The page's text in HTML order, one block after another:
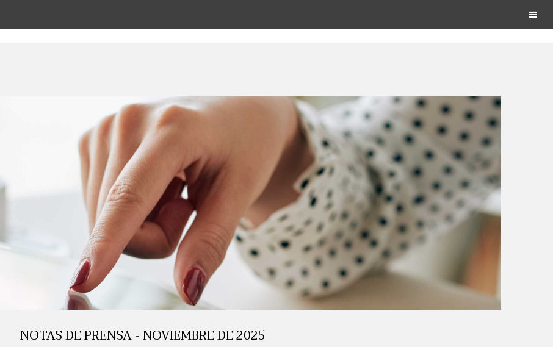
NOTAS DE PRENSA - NOVIEMBRE DE 2025